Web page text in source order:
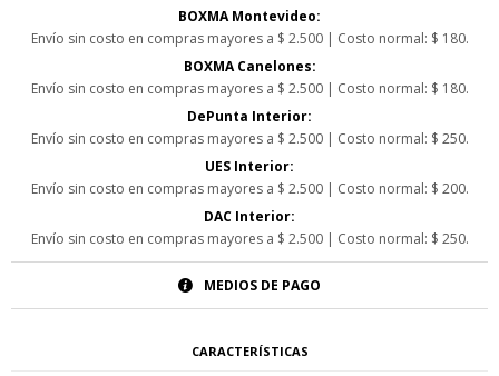
BOXMA Montevideo:
Envío sin costo en compras mayores a $ 2.500 | Costo normal: $ 180.
BOXMA Canelones:
Envío sin costo en compras mayores a $ 2.500 | Costo normal: $ 180.
DePunta Interior:
Envío sin costo en compras mayores a $ 2.500 | Costo normal: $ 250.
UES Interior:
Envío sin costo en compras mayores a $ 2.500 | Costo normal: $ 200.
DAC Interior:
Envío sin costo en compras mayores a $ 2.500 | Costo normal: $ 250.
MEDIOS DE PAGO
CARACTERÍSTICAS